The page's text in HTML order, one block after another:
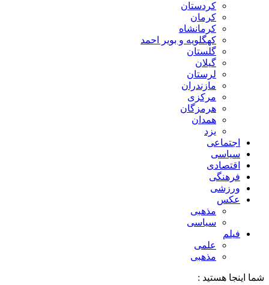
کردستان
کرمان
کرمانشاه
کهگلویه و بویر احمد
گلستان
گیلان
لرستان
مازندران
مرکزی
هرمزگان
همدان
یزد
اجتماعی
سیاسی
اقتصادی
فرهنگی
ورزشی
عکس
مذهبی
سیاسی
فیلم
علمی
مذهبی
شما اینجا هستید :